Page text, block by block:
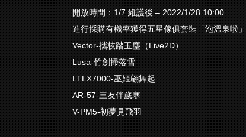
開放時間：1/7 維護後 – 2022/1/28 10:00
進行採購有機率獲得五星傢俱套裝「泡溫泉啦
Vector-攜枝踏玉塵（Live2D）
Lusa-竹劍掃落雪
LTLX7000-巫姬翩舞起
AR-57-三友伴歲寒
V-PM5-初夢見飛羽